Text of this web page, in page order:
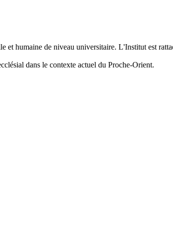
humaine de niveau universitaire. L'Institut est
dans le contexte actuel du Proche-Orient.